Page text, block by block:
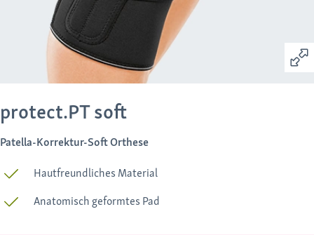
protect.PT soft
Patella-Korrektur-Soft Orthese
Hautfreundliches Material
Anatomisch geformtes Pad